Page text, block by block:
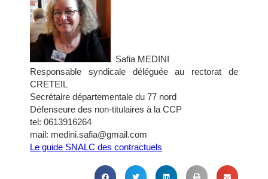
Safia MEDINI
Responsable syndicale déléguée au rectorat de
CRETEIL
Secrétaire départementale du 77 nord
Défenseure des non-titulaires à la CCP
tel: 0613916264
mail: medini.safia@gmail.com
Le guide SNALC des contractuels